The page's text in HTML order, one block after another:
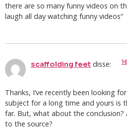
there are so many funny videos on
laugh all day watching funny videos“
scaffolding feet disse:
Thanks, I’ve recently been looking
subject for a long time and yours is
far. But, what about the conclusion?
to the source?